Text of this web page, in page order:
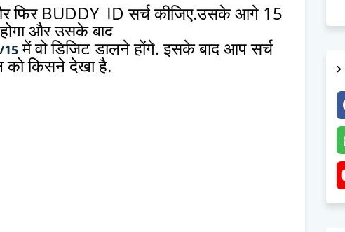
BUDDY_ID सर्च कीजिए.उसके आगे 15
और उसके बाद
में वो डिजिट डालने होंगे.इसके बाद आप सर्च
किसने देखा है.